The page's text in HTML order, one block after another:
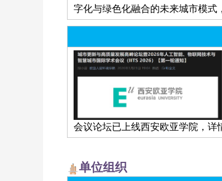
字化与绿色化融合的未来城市模式
会议论坛已上线西安欧亚学院，详
单位组织